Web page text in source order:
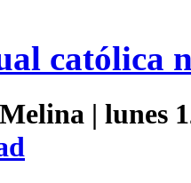
católica
| lunes